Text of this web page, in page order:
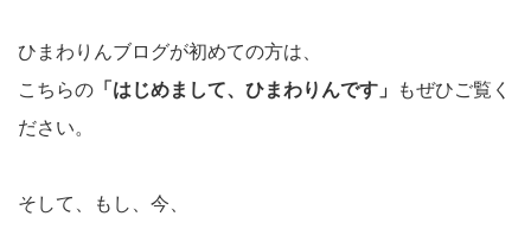
ひまわりんブログが初めての方は、
こちらの 「はじめまして、ひまわりんです」
もぜひご覧く
ださい。
そして、もし、今、